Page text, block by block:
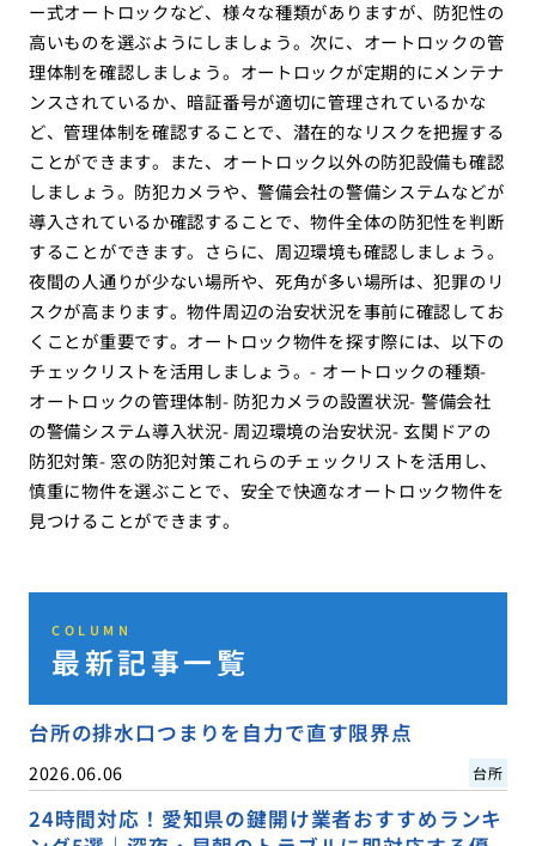
ー式オートロックなど、様々な種類がありますが、防犯性の
高いものを選ぶようにしましょう。次に、オートロックの管
理体制を確認しましょう。オートロックが定期的にメンテナ
ンスされているか、暗証番号が適切に管理されているかな
ど、管理体制を確認することで、潜在的なリスクを把握する
ことができます。また、オートロック以外の防犯設備も確認
しましょう。防犯カメラや、警備会社の警備システムなどが
導入されているか確認することで、物件全体の防犯性を判断
することができます。さらに、周辺環境も確認しましょう。
夜間の人通りが少ない場所や、死角が多い場所は、犯罪のリ
スクが高まります。物件周辺の治安状況を事前に確認してお
くことが重要です。オートロック物件を探す際には、以下の
チェックリストを活用しましょう。- オートロックの種類-
オートロックの管理体制- 防犯カメラの設置状況- 警備会社
の警備システム導入状況- 周辺環境の治安状況- 玄関ドアの
防犯対策- 窓の防犯対策これらのチェックリストを活用し、
慎重に物件を選ぶことで、安全で快適なオートロック物件を
見つけることができます。
COLUMN
最新記事一覧
台所の排水口つまりを自力で直す限界点
2026.06.06 台所
24時間対応！愛知県の鍵開け業者おすすめランキ